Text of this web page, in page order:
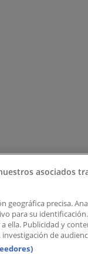
asociados
geográfica precisa.
para su
ella. Publicidad y
de